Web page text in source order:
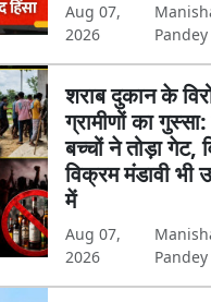
Aug 07,
2026
Pandey
शराब दुकान के
ग्रामीणों का
बच्चों ने तोड़ा गेट,
विक्रम मंडावी भी
में
Aug 07,
2026
Pandey